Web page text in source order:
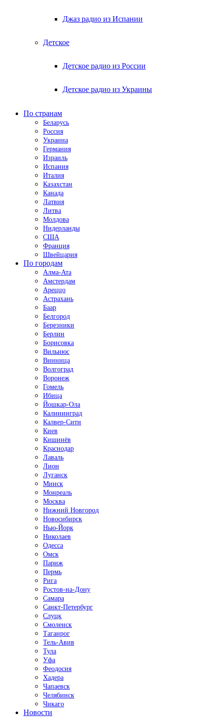
Джаз радио из Испании
Детское
Детское радио из России
Детское радио из Украины
По странам
Беларусь
Россия
Украина
Германия
Израиль
Испания
Италия
Казахстан
Канада
Латвия
Литва
Молдова
Нидерланды
США
Франция
Швейцария
По городам
Алма-Ата
Амстердам
Ареццо
Астрахань
Баар
Белгород
Березники
Берлин
Борисовка
Вильнюс
Винница
Волгоград
Воронеж
Гомель
Ибица
Йошкар-Ола
Калининград
Калвер-Сити
Киев
Кишинёв
Краснодар
Лаваль
Лион
Луганск
Минск
Монреаль
Москва
Нижний Новгород
Новосибирск
Нью-Йорк
Николаев
Одесса
Омск
Париж
Пермь
Рига
Ростов-на-Дону
Самара
Санкт-Петербург
Слуцк
Смоленск
Таганрог
Тель-Авив
Тула
Уфа
Феодосия
Хадера
Чапаевск
Челябинск
Чикаго
Новости